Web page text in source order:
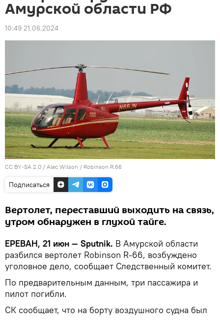
Амурской области РФ
10:49 21.06.2024
CC BY-SA 2.0 / Alec Wilson / Robinson R.66
Подписаться
Вертолет, переставший выходить на связь,
утром обнаружен в глухой тайге.
ЕРЕВАН, 21 июн — Sputnik. В Амурской области
разбился вертолет Robinson R-66, возбуждено
уголовное дело, сообщает Следственный комитет.
По предварительным данным, три пассажира и
пилот погибли.
СК сообщает, что на борту воздушного судна был